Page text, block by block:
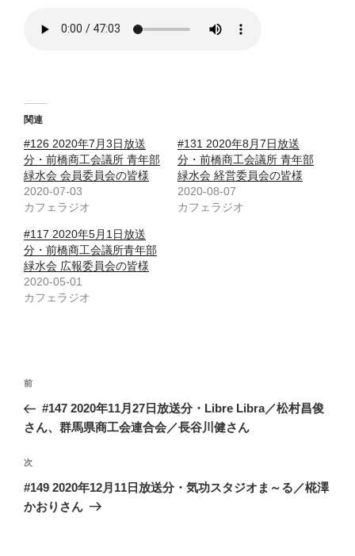
関連
#126 2020年7月3日放送
分・前橋商工会議所 青年部
緑水会 会員委員会の皆様
2020-07-03
カフェラジオ
#131 2020年8月7日放送
分・前橋商工会議所 青年部
緑水会 経営委員会の皆様
2020-08-07
カフェラジオ
#117 2020年5月1日放送
分・前橋商工会議所青年部
緑水会 広報委員会の皆様
2020-05-01
カフェラジオ
投
ナ
ゲ
ー
シ
前
の
投
前
#147 2020年11月27日放送分・Libre Libra／松村昌俊
さん、群馬県商工会連合会／長谷川健さん
次
の
投
次
#149 2020年12月11日放送分・気功スタジオま～る／椛澤
かおりさん